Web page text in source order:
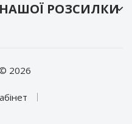
РОЗСИЛКИ
2026